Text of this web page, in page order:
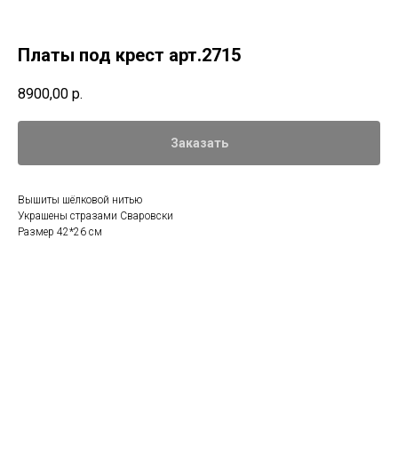
Платы под крест арт.2715
8900,00 р.
Заказать
Вышиты шёлковой нитью
Украшены стразами Сваровски
Размер 42*26 см